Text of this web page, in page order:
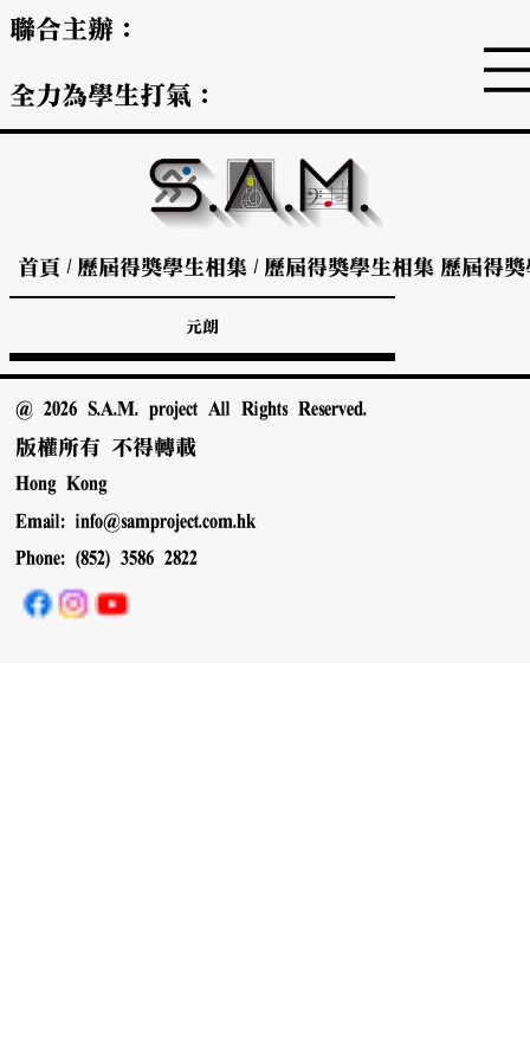
聯合主辦：
全力為學生打氣：
首頁 / 歷屆得獎學生相集 / 歷屆得獎學生相集 歷屆得
元朗
@ 2026 S.A.M. project All Rights Reserved.
版權所有 不得轉載
Hong Kong
Email: info@samproject.com.hk
Phone: (852) 3586 2822